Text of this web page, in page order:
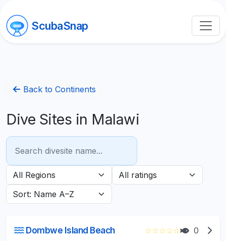
ScubaSnap
Back to Continents
Dive Sites in Malawi
Dombwe Island Beach ☆☆☆☆☆ 0